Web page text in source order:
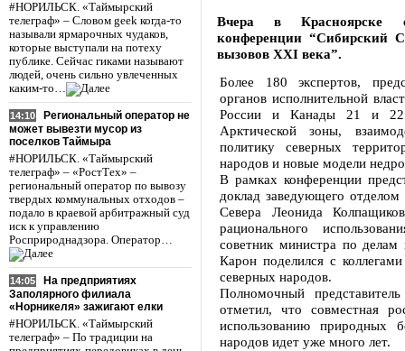
#НОРИЛЬСК. «Таймырский
телеграф» – Словом geek когда-то
называли ярмарочных чудаков,
которые выступали на потеху
публике. Сейчас гиками называют
людей, очень сильно увлеченных
каким-то…
14:10
Региональный оператор не
может вывезти мусор из
поселков Таймыра
#НОРИЛЬСК. «Таймырский
телеграф» – «РостТех» –
региональный оператор по вывозу
твердых коммунальных отходов –
подало в краевой арбитражный суд
иск к управлению
Росприроднадзора. Оператор…
14:05
На предприятиях
Заполярного филиала
«Норникеля» зажигают елки
#НОРИЛЬСК. «Таймырский
телеграф» – По традиции на
Вчера в Красноярске
конференции “Сибирский
вызовов XXI века”.
Более 180 экспертов,
органов исполнительной
России и Канады 21 и 22
Арктической зоны,
политику северных
народов и новые модели
В рамках конференции
доклад заведующего
Севера Леонида
рационального
советник министра по
Карон поделился с
северных народов.
Полномочный
отметил, что совместная
использованию природных
народов идет уже много лет.